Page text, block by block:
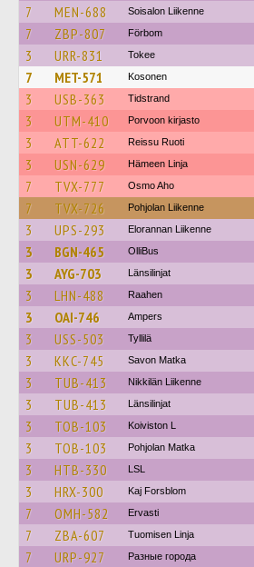
7 MEN-688 Soisalon Liikenne
7 ZBP-807 Förbom
3 URR-831 Tokee
7 MET-571 Kosonen
3 USB-363 Tidstrand
3 UTM-410 Porvoon kirjasto
3 ATT-622 Reissu Ruoti
3 USN-629 Hämeen Linja
7 TVX-777 Osmo Aho
7 TVX-726 Pohjolan Liikenne
3 UPS-293 Elorannan Liikenne
3 BGN-465 OlliBus
3 AYG-703 Länsilinjat
3 LHN-488 Raahen
3 OAI-746 Ampers
3 USS-503 Tyllilä
3 KKC-745 Savon Matka
3 TUB-413 Nikkilän Liikenne
3 TUB-413 Länsilinjat
3 TOB-103 Koiviston L
3 TOB-103 Pohjolan Matka
3 HTB-330 LSL
3 HRX-300 Kaj Forsblom
7 OMH-582 Ervasti
7 ZBA-607 Tuomisen Linja
7 URP-927 Разные города